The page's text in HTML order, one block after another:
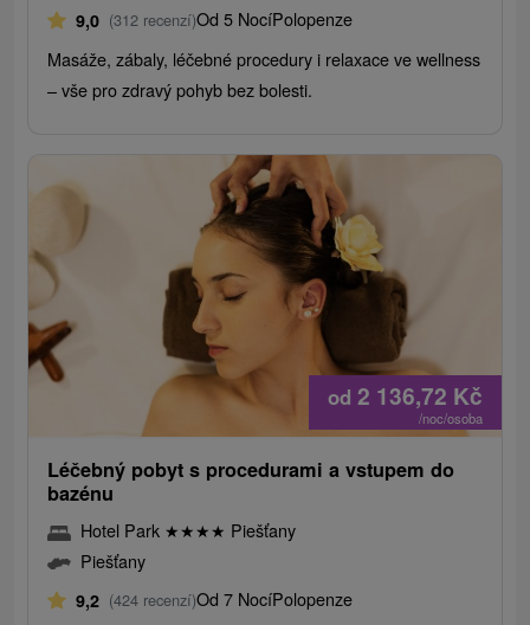
9,0 (312 recenzí)Od 5 NocíPolopenze
Masáže, zábaly, léčebné procedury i relaxace ve wellness
– vše pro zdravý pohyb bez bolesti.
od 2 136,72 Kč
/noc/osoba
Léčebný pobyt s procedurami a vstupem do
bazénu
Hotel Park ★★★★ Piešťany
Piešťany
9,2 (424 recenzí)Od 7 NocíPolopenze